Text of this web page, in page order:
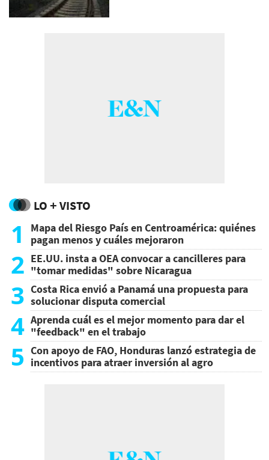
LO + VISTO
1
Mapa del Riesgo País en Centroamérica: quiénes
pagan menos y cuáles mejoraron
2 EE.UU. insta a OEA convocar a cancilleres para
"tomar medidas" sobre Nicaragua
3 Costa Rica envió a Panamá una propuesta para
solucionar disputa comercial
4 Aprenda cuál es el mejor momento para dar el
"feedback" en el trabajo
5 Con apoyo de FAO, Honduras lanzó estrategia de
incentivos para atraer inversión al agro